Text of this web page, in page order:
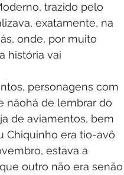
trazido pelo
exatamente, na
onde, por muito
história vai
personagens com
nãohá de lembrar do
de aviamentos, bem
Chiquinho era tio-avô
estava a
outro não era senão